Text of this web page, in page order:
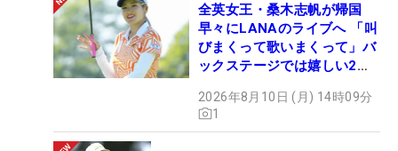
全英女王・桑木志帆が帰国
早々にLANAのライブへ 「叫
びまくって歌いまくって」バ
ックステージでは嬉しい2シ
2026年8月10日 (月) 14時09分
1